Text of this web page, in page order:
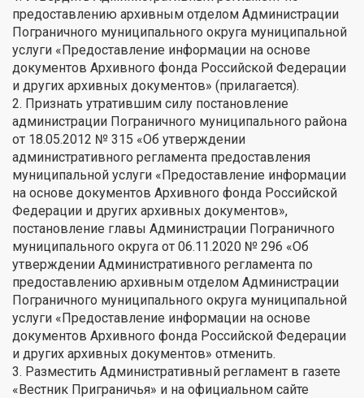
предоставлению архивным отделом Администрации
Пограничного муниципального округа муниципальной
услуги «Предоставление информации на основе
документов Архивного фонда Российской Федерации
и других архивных документов» (прилагается).
2. Признать утратившим силу постановление
администрации Пограничного муниципального района
от 18.05.2012 № 315 «Об утверждении
административного регламента предоставления
муниципальной услуги «Предоставление информации
на основе документов Архивного фонда Российской
Федерации и других архивных документов»,
постановление главы Администрации Пограничного
муниципального округа от 06.11.2020 № 296 «Об
утверждении Административного регламента по
предоставлению архивным отделом Администрации
Пограничного муниципального округа муниципальной
услуги «Предоставление информации на основе
документов Архивного фонда Российской Федерации
и других архивных документов» отменить.
3. Разместить Административный регламент в газете
«Вестник Приграничья» и на официальном сайте